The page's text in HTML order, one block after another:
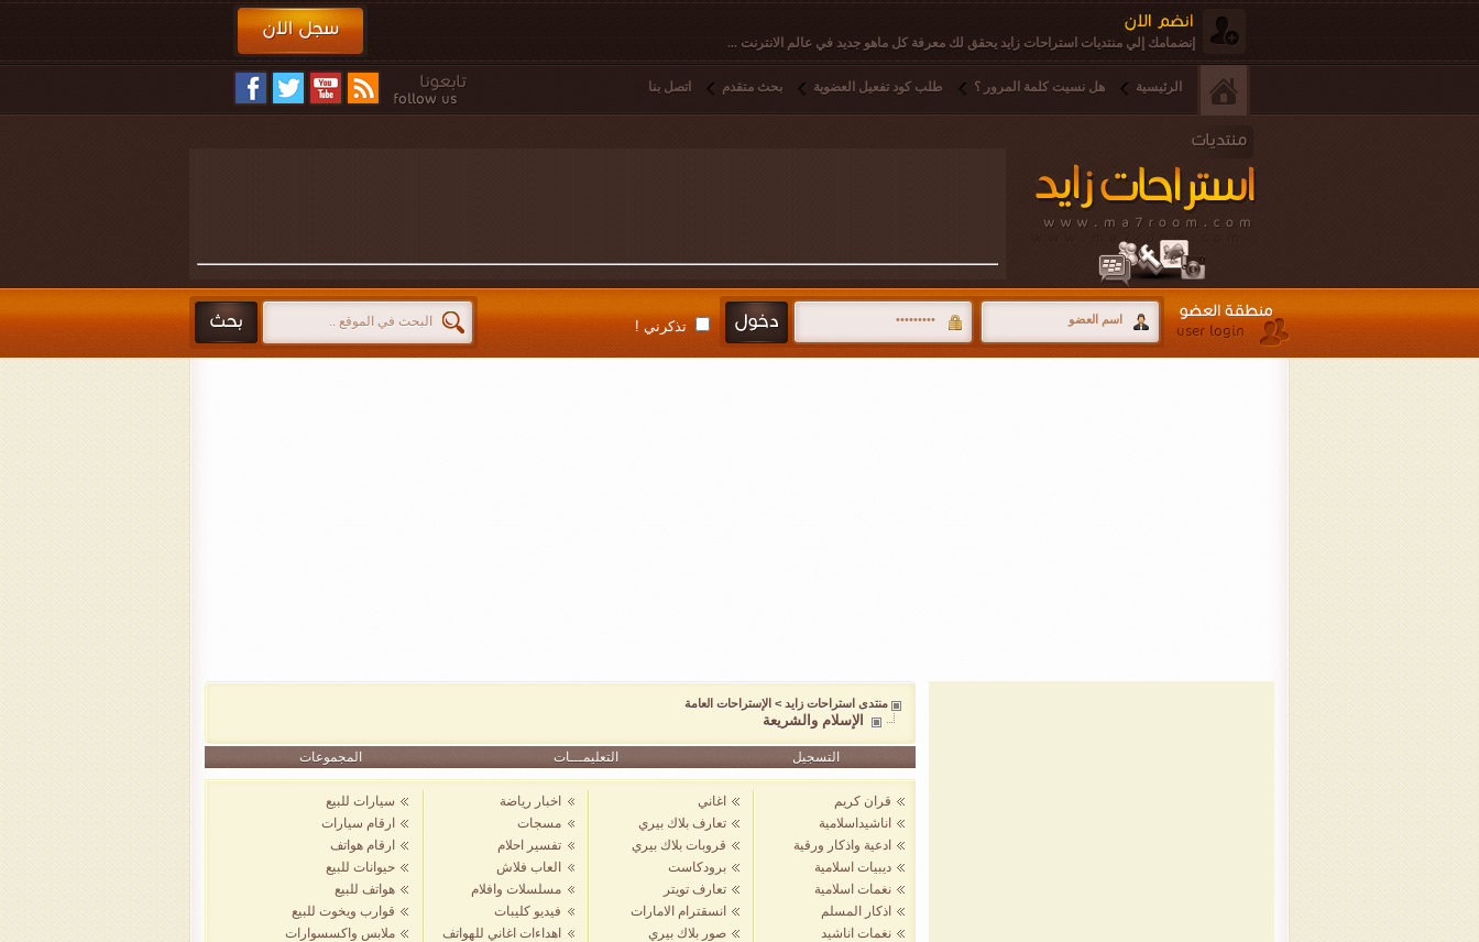
إنضمامك إلي منتديات استراحات زايد يحقق لك معرفة كل ماهو جديد في عالم الانترنت ...
الرئيسية هل نسيت كلمة المرور ؟ طلب كود تفعيل العضوية بحث متقدم اتصل بنا
تذكرني !
منتدى استراحات زايد > الإستراحات العامة
الإسلام والشريعة
التسجيل التعليمـــات المجموعات
قران كريم
اناشيداسلامية
ادعية واذكار ورقية
ديبيات اسلامية
نغمات اسلامية
اذكار المسلم
نغمات اناشيد
اغاني
تعارف بلاك بيري
قروبات بلاك بيري
برودكاست
تعارف تويتر
انسقترام الامارات
صور بلاك بيري
اخبار رياضة
مسجات
تفسير احلام
العاب فلاش
مسلسلات وافلام
فيديو كليبات
اهداءات اغاني للهواتف
سيارات للبيع
ارقام سيارات
ارقام هواتف
حيوانات للبيع
هواتف للبيع
قوارب ويخوت للبيع
ملابس واكسسوارات